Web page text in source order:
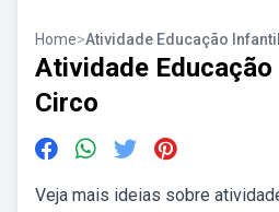
Home>Atividade Educação
Atividade
Circo
Veja mais ideias sobre